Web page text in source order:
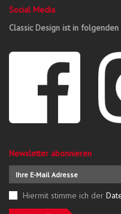
Social Media
Classic Design ist in
Newsletter abonnieren
Hiermit stimme ich der